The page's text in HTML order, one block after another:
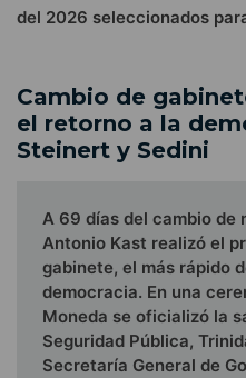
del 2026 seleccionados
Cambio de
el retorno a la
Steinert y Sedini
A 69 días del cambio de
Antonio Kast realizó el
gabinete, el más rápido
democracia. En una
Moneda se oficializó la
Seguridad Pública,
Secretaría General de